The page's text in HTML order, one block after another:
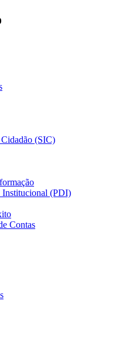
(SIC)
Institucional (PDI)
Contas